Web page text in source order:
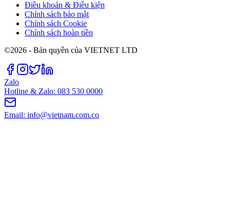
Điều khoản & Điều kiện
Chính sách bảo mật
Chính sách Cookie
Chính sách hoàn tiền
©2026 - Bản quyền của VIETNET LTD
Zalo
Hotline & Zalo: 083 530 0000
Email: info@vietnam.com.co